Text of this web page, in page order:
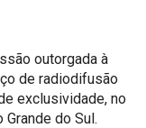
outorgada à
de radiodifusão
exclusividade, no
do Sul.